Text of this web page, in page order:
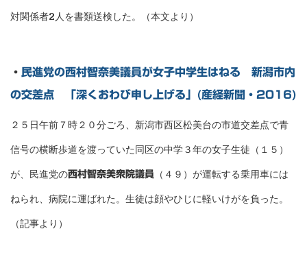
対関係者2人を書類送検した。（本文より）
・ 民進党の西村智奈美議員が女子中学生はねる 新潟市内
の交差点 「深くおわび申し上げる」(産経新聞・2016)
２５日午前７時２０分ごろ、新潟市西区松美台の市道交差点で青
信号の横断歩道を渡っていた同区の中学３年の女子生徒（１５）
が、民進党の西村智奈美衆院議員
（４９）が運転する乗用車には
ねられ、病院に運ばれた。生徒は顔やひじに軽いけがを負った。
（記事より）